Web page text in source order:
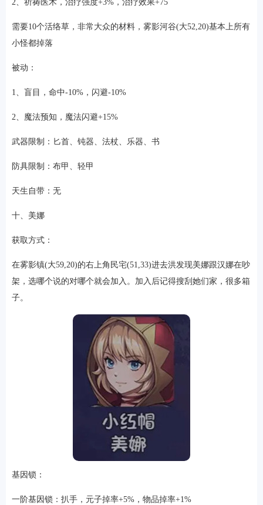
2、祈祷医术，治疗强度+3%，治疗效果+75
需要10个活络草，非常大众的材料，雾影河谷(大52,20)基本上所有
小怪都掉落
被动：
1、盲目，命中-10%，闪避-10%
2、魔法预知，魔法闪避+15%
武器限制：匕首、钝器、法杖、乐器、书
防具限制：布甲、轻甲
天生自带：无
十、美娜
获取方式：
在雾影镇(大59,20)的右上角民宅(51,33)进去洪发现美娜跟汉娜在吵
架，选哪个说的对哪个就会加入。加入后记得搜刮她们家，很多箱
子。
基因锁：
一阶基因锁：扒手，元子掉率+5%，物品掉率+1%